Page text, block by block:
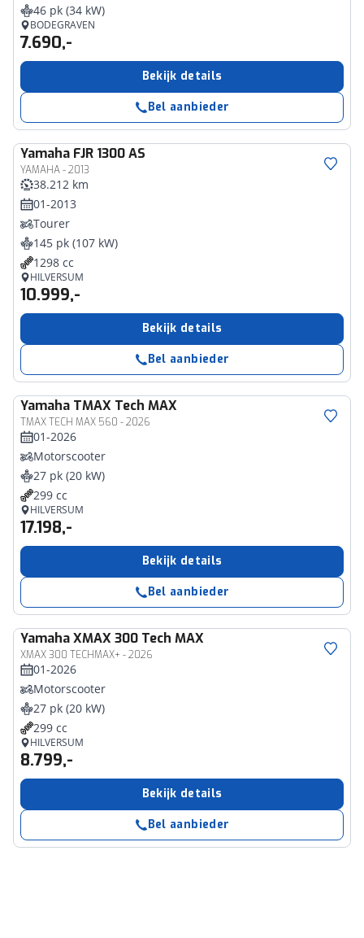
46 pk (34 kW)
BODEGRAVEN
7.690,-
Bekijk details
Bel aanbieder
Yamaha FJR 1300 AS
YAMAHA - 2013
38.212 km
01-2013
Tourer
145 pk (107 kW)
1298 cc
HILVERSUM
10.999,-
Bekijk details
Bel aanbieder
Yamaha TMAX Tech MAX
TMAX TECH MAX 560 - 2026
01-2026
Motorscooter
27 pk (20 kW)
299 cc
HILVERSUM
17.198,-
Bekijk details
Bel aanbieder
YamahaXMAX 300 Tech MAX
XMAX 300 TECHMAX+ - 2026
01-2026
Motorscooter
27 pk (20 kW)
299 cc
HILVERSUM
8.799,-
Bekijk details
Bel aanbieder